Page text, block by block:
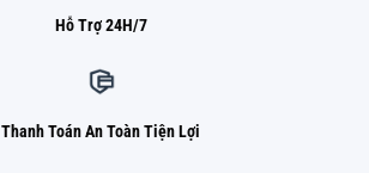
Hỗ Trợ 24H/7
Thanh Toán An Toàn Tiện Lợi